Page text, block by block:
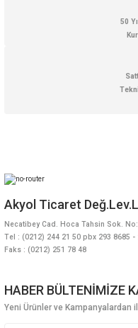
50
Akyol Ticaret
Necatibey Cad. Hoca Tahsin Sok.
Tel : (0212) 244 21 50 pbx 293 8685 -
Faks : (0212) 251 78 48
HABER BÜLTENİMİZE
Yeni Ürünler ve Kampanyalardan